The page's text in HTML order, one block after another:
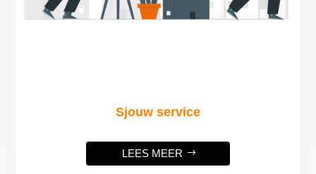
Sjouw service
LEES MEER